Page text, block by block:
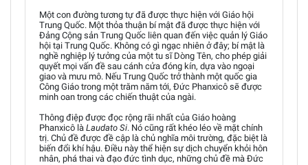
Một con đường tương tự đã được thực hiện với Giáo hội
Trung Quốc. Một thỏa thuận bí mật đã được thực hiện với
Đảng Cộng sản Trung Quốc liên quan đến việc quản lý Giáo
hội tại Trung Quốc. Không có gì ngạc nhiên ở đây; bí mật là
nghề nghiệp lý tưởng của một tu sĩ Dòng Tên, cho phép giải
quyết mọi vấn đề sau cánh cửa đóng kín, dựa vào ngoại
giao và mưu mô. Nếu Trung Quốc trở thành một quốc gia
Công Giáo trong một trăm năm tới, Đức Phanxicô sẽ được
minh oan trong các chiến thuật của ngài.
Thông điệp được đọc rộng rãi nhất của Giáo hoàng
Phanxicô là Laudato Si. Nó cũng rất khéo léo về mặt chính
trị. Chủ đề được đề cập là chủ nghĩa môi trường, đặc biệt là
biến đổi khí hậu. Điều này thể hiện sự dịch chuyển khỏi hôn
nhân, phá thai và đạo đức tình dục, những chủ đề mà Đức